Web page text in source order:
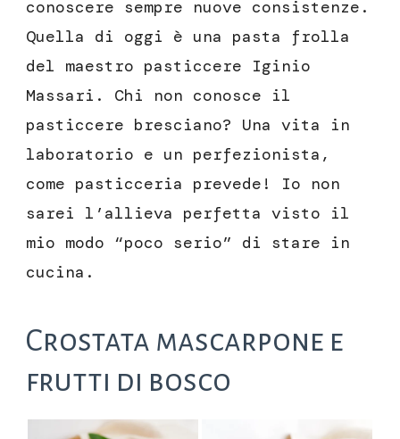
conoscere sempre nuove consistenze.
Quella di oggi è una pasta frolla
del maestro pasticcere Iginio
Massari. Chi non conosce il
pasticcere bresciano? Una vita in
laboratorio e un perfezionista,
come pasticceria prevede! Io non
sarei l’allieva perfetta visto il
mio modo “poco serio” di stare in
cucina.
Crostata mascarpone e
frutti di bosco